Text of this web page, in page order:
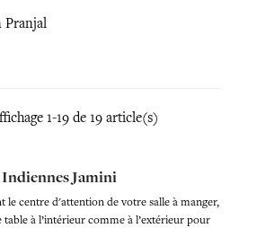
Pranjal
1-19 de 19 article(s)
Indiennes Jamini
le centre d'attention de votre salle à manger,
à l’intérieur comme à l’extérieur pour